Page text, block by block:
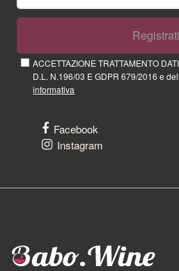
Registrati
ACCETTAZIONE TRATTAMENTO
D.L. N.196/03 E GDPR 679/2016 e
informativa
Facebook
Instagram